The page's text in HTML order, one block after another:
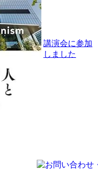
講演会に参加
しました